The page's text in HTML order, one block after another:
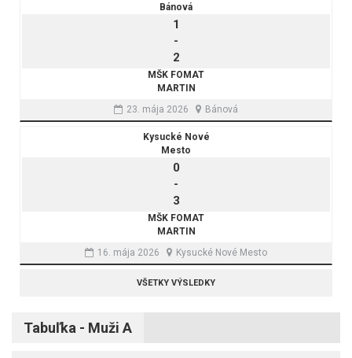
Bánová
1
-
2
MŠK FOMAT
MARTIN
23. mája 2026
Bánová
Kysucké Nové
Mesto
0
-
3
MŠK FOMAT
MARTIN
16. mája 2026
Kysucké Nové Mesto
VŠETKY VÝSLEDKY
Tabuľka - Muži A